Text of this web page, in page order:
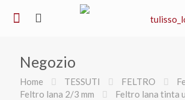
Negozio
Home TESSUTI FELTRO
Feltro lana 2/3 mm
Feltro lana tinta